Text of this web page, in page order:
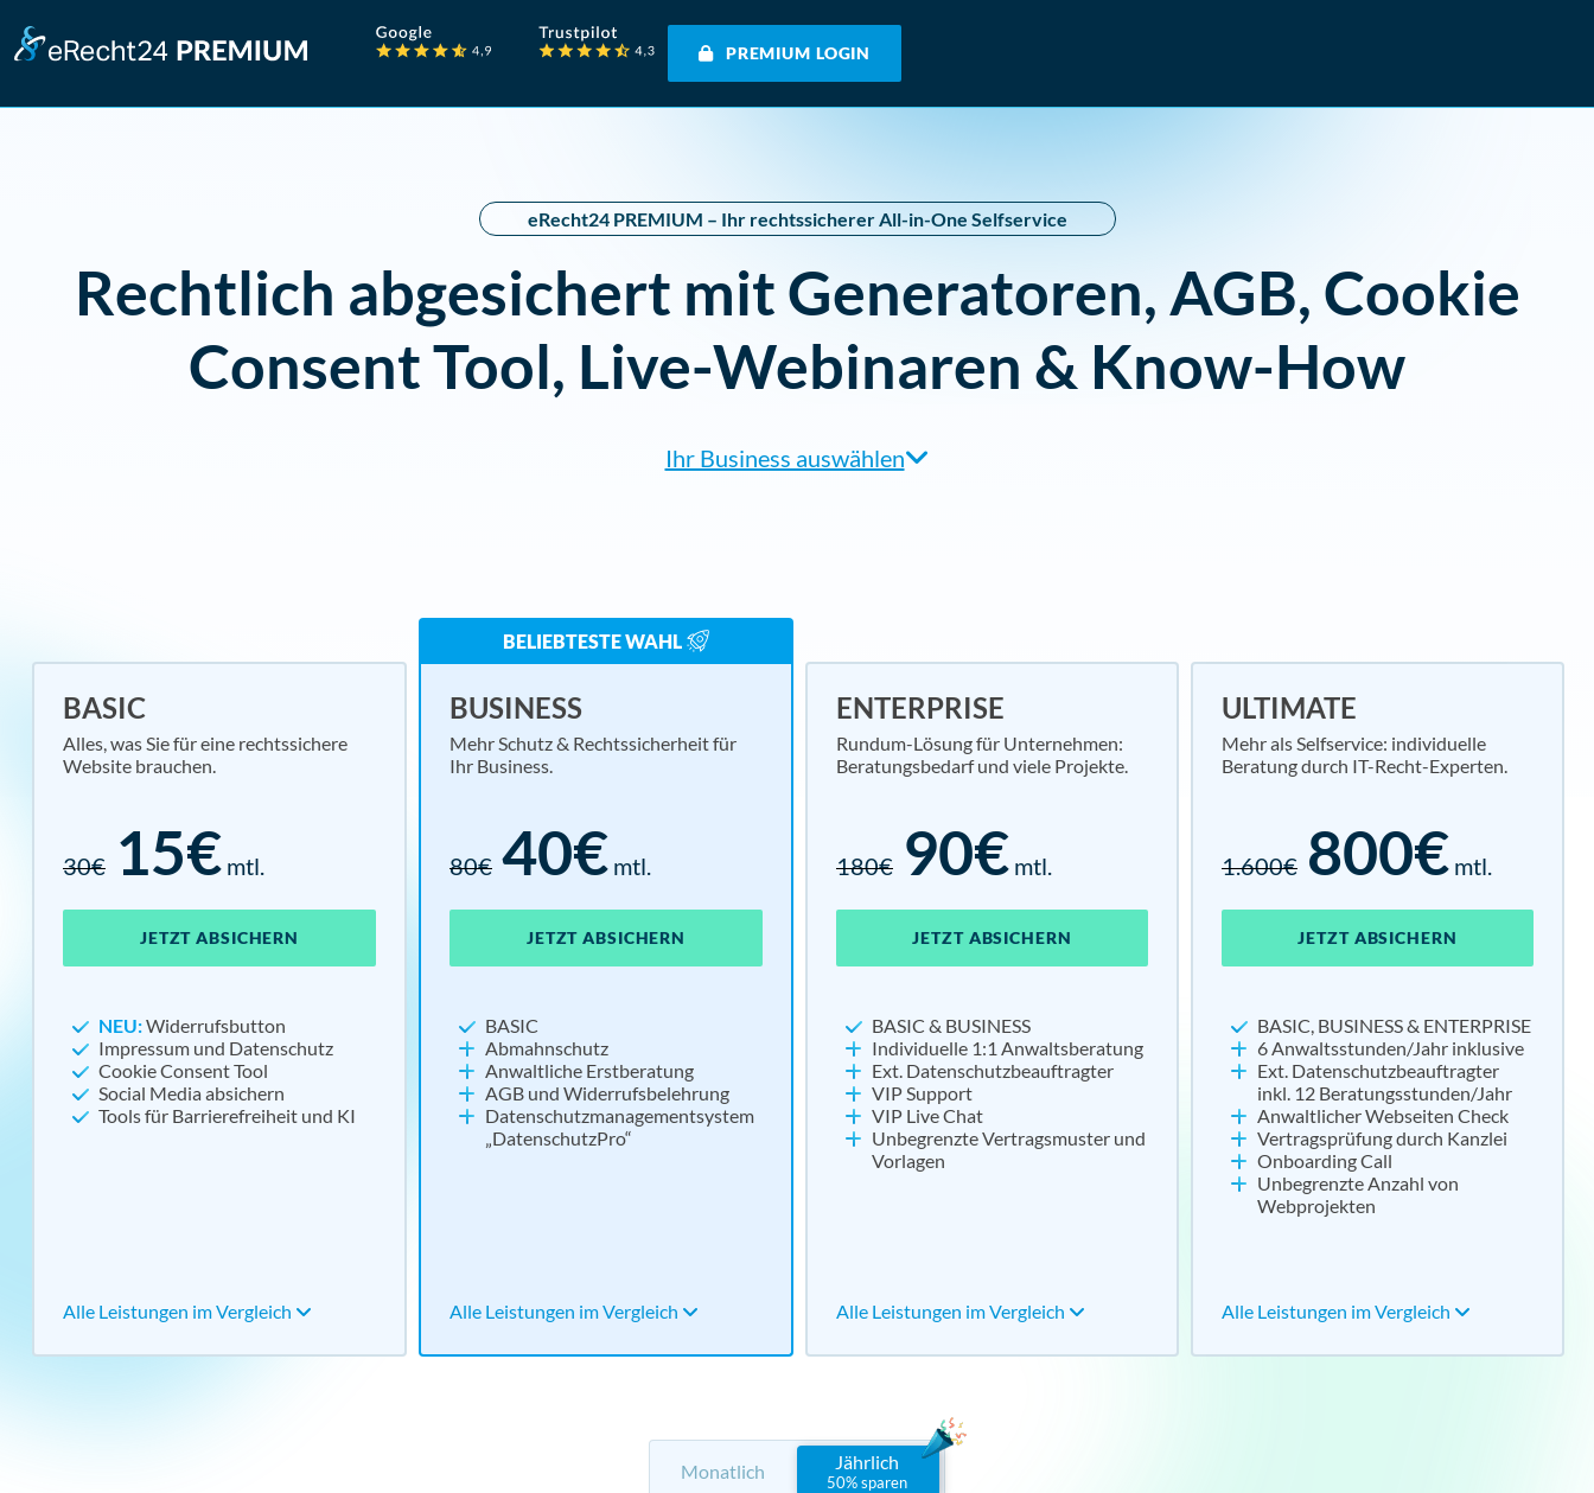
PREMIUM LOGIN
eRecht24 PREMIUM – Ihr rechtssicherer All-in-One Selfservice
Rechtlich abgesichert mit Generatoren, AGB, Cookie
Consent Tool, Live-Webinaren & Know-How
Ihr Business auswählen
Online-Shop
Webseitenbetreiber
BELIEBTESTE WAHL
BASIC BUSINESS ENTERPRISE ULTIMATE
Alles, was Sie für eine rechtssichere
Website brauchen.
Mehr Schutz & Rechtssicherheit für
Ihr Business.
Rundum-Lösung für Unternehmen:
Beratungsbedarf und viele Projekte.
Mehr als Selfservice: individuelle
Beratung durch IT-Recht-Experten.
30€ 15€ mtl. 80€ 40€ mtl. 180€ 90€ mtl. 1.600€ 800€ mtl.
JETZT ABSICHERN JETZT ABSICHERN JETZT ABSICHERN JETZT ABSICHERN
NEU:Widerrufsbutton
Impressum und Datenschutz
Cookie Consent Tool
Social Media absichern
Tools für Barrierefreiheit und KI
BASIC
Abmahnschutz
Anwaltliche Erstberatung
AGB und Widerrufsbelehrung
Datenschutzmanagementsystem
„DatenschutzPro“
BASIC & BUSINESS
Individuelle 1:1 Anwaltsberatung
Ext. Datenschutzbeauftragter
VIP Support
VIP Live Chat
Unbegrenzte Vertragsmuster und
Vorlagen
BASIC, BUSINESS & ENTERPRISE
6 Anwaltsstunden/Jahr inklusive
Ext. Datenschutzbeauftragter
inkl. 12 Beratungsstunden/Jahr
Anwaltlicher Webseiten Check
Vertragsprüfung durch Kanzlei
Onboarding Call
Unbegrenzte Anzahl von
Webprojekten
Alle Leistungen im Vergleich Alle Leistungen im Vergleich Alle Leistungen im Vergleich Alle Leistungen im Vergleich
Monatlich Jährlich
50% sparen